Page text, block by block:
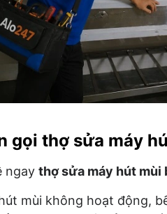
gọi thợ sửa máy
ngay thợ sửa máy hút mùi
mùi không hoạt động,